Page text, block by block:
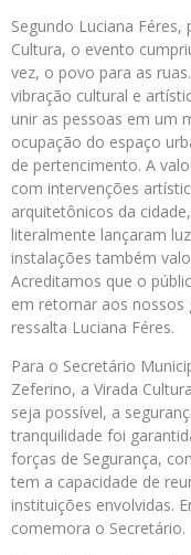
Segundo Luciana
Cultura, o evento
vez, o povo para as
vibração cultural e
unir as pessoas em um
ocupação do espaço
de pertencimento. A
com intervenções
arquitetônicos da
literalmente lançaram
instalações também
Acreditamos que o
em retornar aos nossos
ressalta Luciana Féres.
Para o Secretário
Zeferino, a Virada
seja possível, a
tranquilidade foi
forças de Segurança,
tem a capacidade de
instituições envolvidas.
comemora o Secretário.